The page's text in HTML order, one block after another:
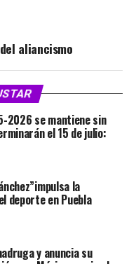
aliancismo
2026 se mantiene sin
el 15 de julio:
la
deporte en Puebla
y anuncia su